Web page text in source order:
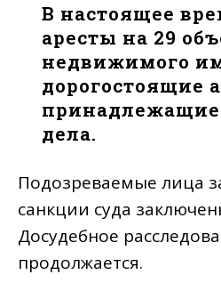
В настоящее
аресты на 29
недвижимого
дорогостоящие
дела.
Подозреваемые лица
санкции суда
Досудебное
продолжается.